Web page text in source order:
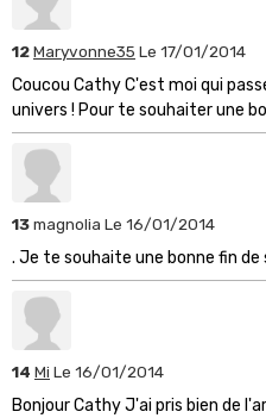
12Maryvonne35 Le 17/01/2014
Coucou Cathy C'est moi qui
univers ! Pour te souhaiter une
13magnolia Le 16/01/2014
. Je te souhaite une bonne fin de
14 Mi Le 16/01/2014
Bonjour Cathy J'ai pris bien de